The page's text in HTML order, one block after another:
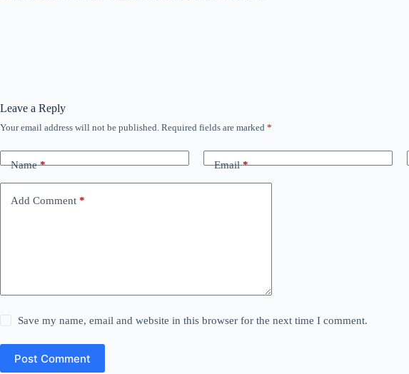
Leave a Reply
Your email address will not be published. Required fields are marked *
Name* Email*
Add Comment *
Save my name, email and website in this browser for the next time I comment.
Post Comment